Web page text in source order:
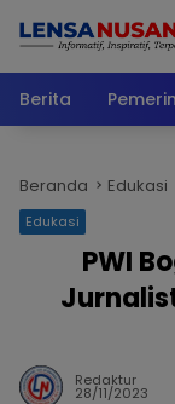
Berita
Beranda Edukasi
Edukasi
PWI
Redaktur
28/11/2023